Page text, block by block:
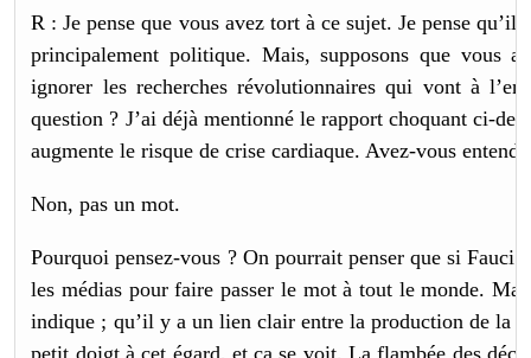
R : Je pense que vous avez tort à ce sujet. Je pense
principalement politique. Mais, supposons que vous
ignorer les recherches révolutionnaires qui vont à
question ? J’ai déjà mentionné le rapport choquant ci-
augmente le risque de crise cardiaque. Avez-vous
Non, pas un mot.
Pourquoi pensez-vous ? On pourrait penser que si
les médias pour faire passer le mot à tout le monde.
indique ; qu’il y a un lien clair entre la production de la